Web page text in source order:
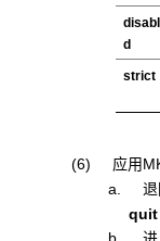
d
strict
(6) 应用
a. 退
quit